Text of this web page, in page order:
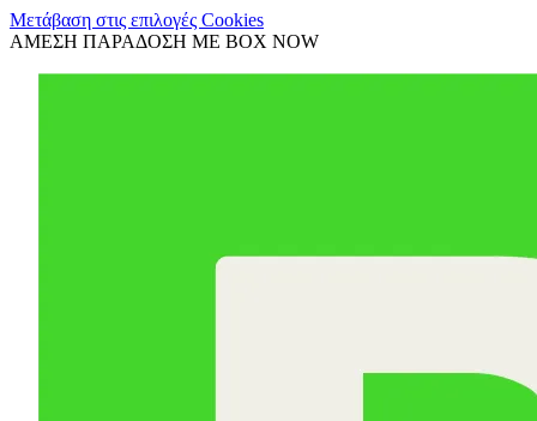
Μετάβαση στις επιλογές Cookies
ΑΜΕΣΗ ΠΑΡΑΔΟΣΗ ΜΕ BOX NOW